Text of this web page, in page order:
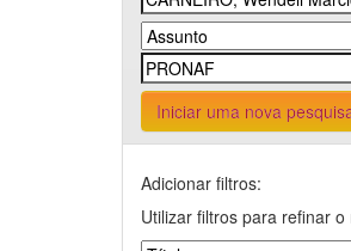
Iniciar uma nova
Adicionar filtros:
Utilizar filtros para refinar